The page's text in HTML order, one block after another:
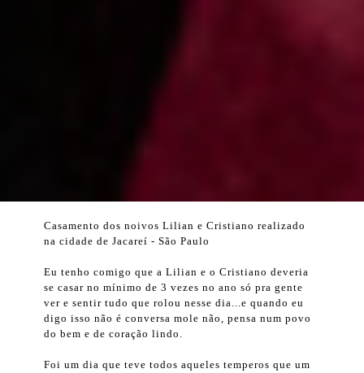
Casamento dos noivos Lilian e Cristiano realizado
na cidade de Jacareí - São Paulo
Eu tenho comigo que a Lilian e o Cristiano deveria
se casar no mínimo de 3 vezes no ano só pra gente
ver e sentir tudo que rolou nesse dia...e quando eu
digo isso não é conversa mole não, pensa num povo
do bem e de coração lindo.
Foi um dia que teve todos aqueles temperos que um